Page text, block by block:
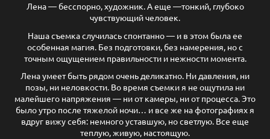
Лена — бесспорно, художник. А еще —тонкий, глубоко
чувствующий человек.
Наша съемка случилась спонтанно — и в этом была ее
особенная магия. Без подготовки, без намерения, но с
точным ощущением правильности и нежности момента.
Лена умеет быть рядом очень деликатно. Ни давления, ни
позы, ни неловкости. Во время съемки я не ощутила ни
малейшего напряжения — ни от камеры, ни от процесса. Это
было утро после тяжелой ночи… и все же на фотографиях я
вдруг вижу себя: немного уставшую, но светлую. Все еще
теплую, живую, настоящую.